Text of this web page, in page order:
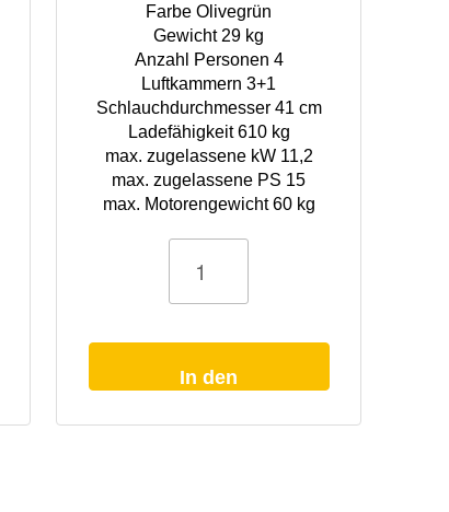
Farbe Olivegrün
Gewicht 29 kg
Anzahl Personen 4
Luftkammern 3+1
Schlauchdurchmesser 41 cm
Ladefähigkeit 610 kg
max. zugelassene kW 11,2
max. zugelassene PS 15
max. Motorengewicht 60 kg
In den